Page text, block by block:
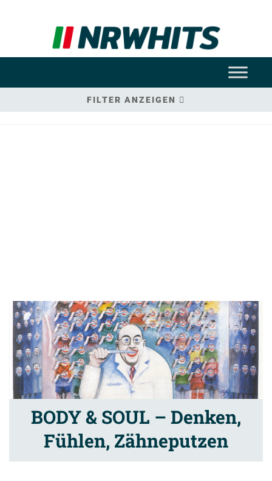
FILTER ANZEIGEN
BODY & SOUL – Denken,
Fühlen, Zähneputzen